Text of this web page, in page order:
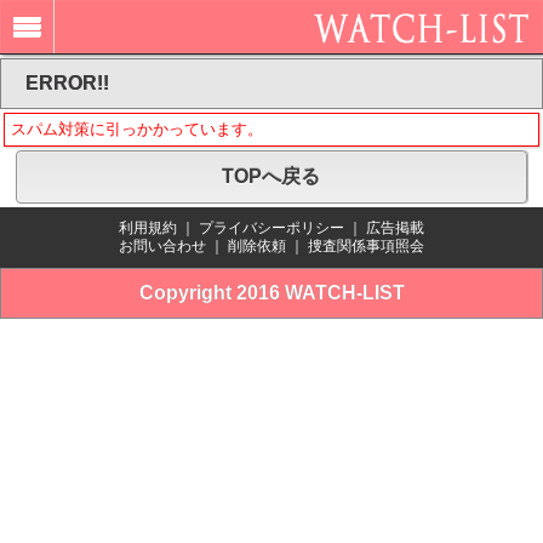
ERROR!!
スパム対策に引っかかっています。
TOPへ戻る
利用規約 プライバシーポリシー
広告掲載
お問い合わせ
削除依頼 捜査関係事項照会
Copyright 2016 WATCH-LIST